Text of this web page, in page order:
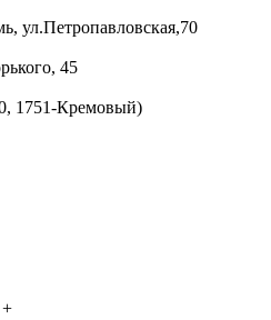
ул.Петропавловская,70
45
1751-Кремовый)
+